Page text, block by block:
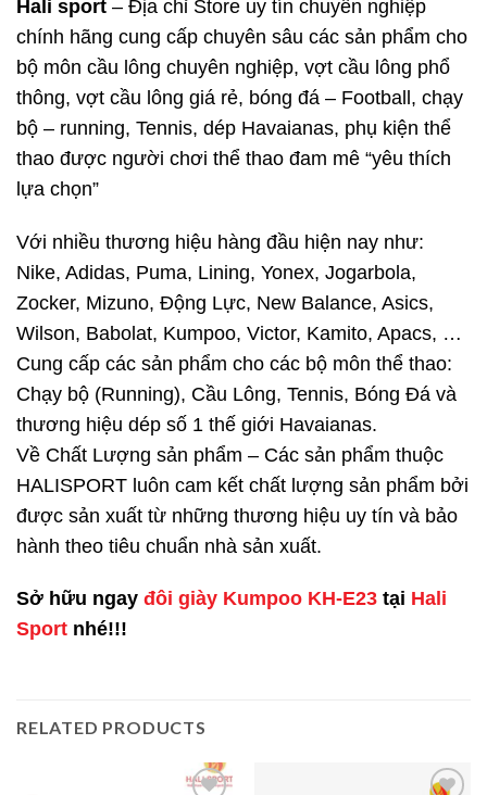
Hali sport – Địa chỉ Store uy tín chuyên nghiệp
chính hãng cung cấp chuyên sâu các sản phẩm cho
bộ môn cầu lông chuyên nghiệp, vợt cầu lông phổ
thông, vợt cầu lông giá rẻ, bóng đá – Football, chạy
bộ – running, Tennis, dép Havaianas, phụ kiện thể
thao được người chơi thể thao đam mê “yêu thích
lựa chọn”
Với nhiều thương hiệu hàng đầu hiện nay như:
Nike, Adidas, Puma, Lining, Yonex, Jogarbola,
Zocker, Mizuno, Động Lực, New Balance, Asics,
Wilson, Babolat, Kumpoo, Victor, Kamito, Apacs, …
Cung cấp các sản phẩm cho các bộ môn thể thao:
Chạy bộ (Running), Cầu Lông, Tennis, Bóng Đá và
thương hiệu dép số 1 thế giới Havaianas.
Về Chất Lượng sản phẩm – Các sản phẩm thuộc
HALISPORT luôn cam kết chất lượng sản phẩm bởi
được sản xuất từ những thương hiệu uy tín và bảo
hành theo tiêu chuẩn nhà sản xuất.
Sở hữu ngay đôi giày Kumpoo KH-E23 tại Hali
Sport nhé!!!
RELATED PRODUCTS